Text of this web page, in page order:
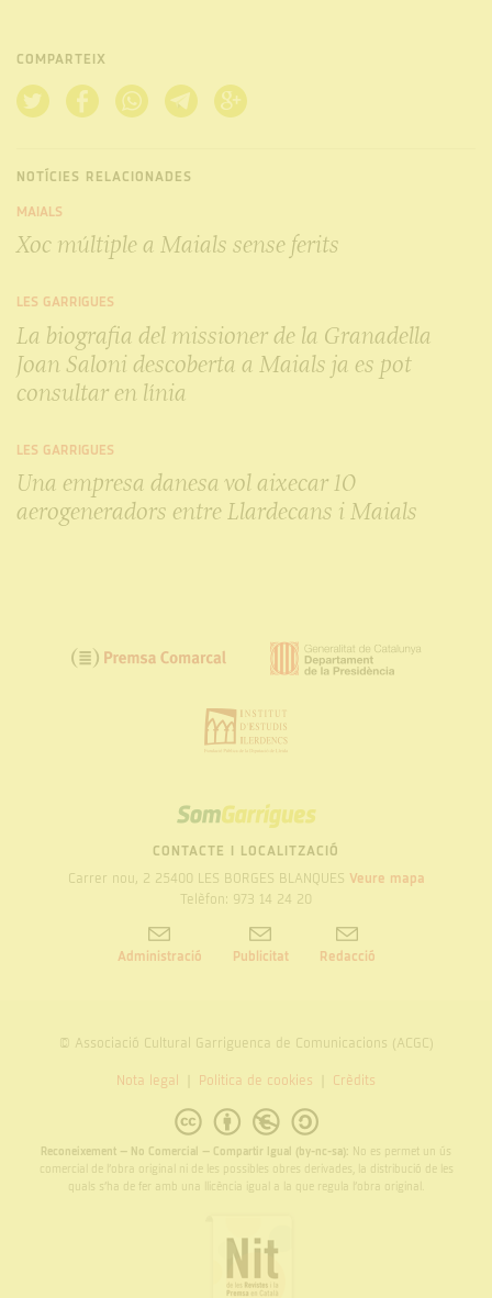
COMPARTEIX
NOTÍCIES RELACIONADES
MAIALS
Xoc múltiple a Maials sense ferits
LES GARRIGUES
La biografia del missioner de la Granadella
Joan Saloni descoberta a Maials ja es pot
consultar en línia
LES GARRIGUES
Una empresa danesa vol aixecar 10
aerogeneradors entre Llardecans i Maials
SOM
GARRIGUES
CONTACTE I LOCALITZACIÓ
Carrer nou, 2 25400 LES BORGES BLANQUES Veure mapa
Telèfon: 973 14 24 20
Administració Publicitat Redacció
© Associació Cultural Garriguenca de Comunicacions (ACGC)
Nota legal Politica de cookies Crèdits
Reconeixement – No Comercial – Compartir Igual (by-nc-sa): No es permet un ús
comercial de l’obra original ni de les possibles obres derivades, la distribució de les
quals s’ha de fer amb una llicència igual a la que regula l’obra original.